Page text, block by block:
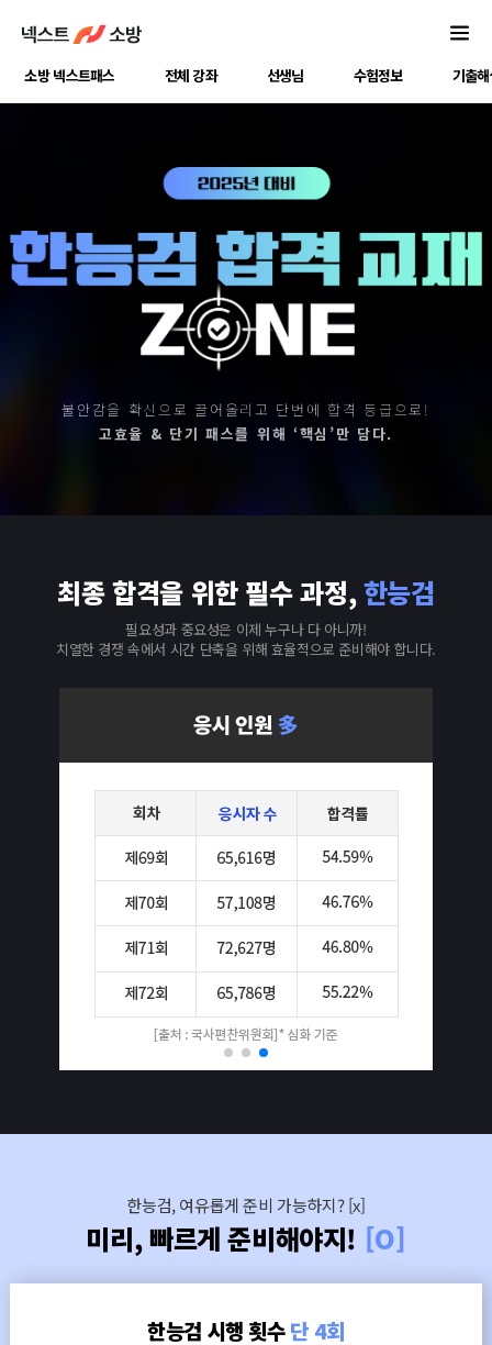
소방 넥스트패스 전체 강좌 선생님 수험정보 기출
불안감을 확신으로 끌어올리고 단번에 합격 등급으로!
고효율 & 단기 패스를 위해 ‘핵심’만 담다.
최종 합격을 위한 필수 과정,한능검
필요성과 중요성은 이제 누구나 다 아니까!
치열한 경쟁 속에서 시간 단축을 위해 효율적으로 준비해야 합니다.
한능검, 여유롭게 준비 가능하지? [x]
미리, 빠르게 준비해야지! [O]
한능검 시행 횟수단 4회